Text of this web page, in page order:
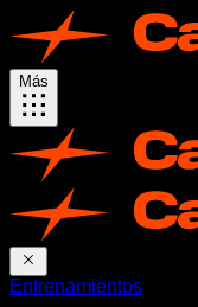
Más
Entrenamientos